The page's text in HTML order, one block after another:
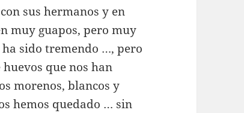
sus hermanos y en
muy guapos, pero muy
sido tremendo …, pero
que nos han
morenos, blancos y
hemos quedado … sin